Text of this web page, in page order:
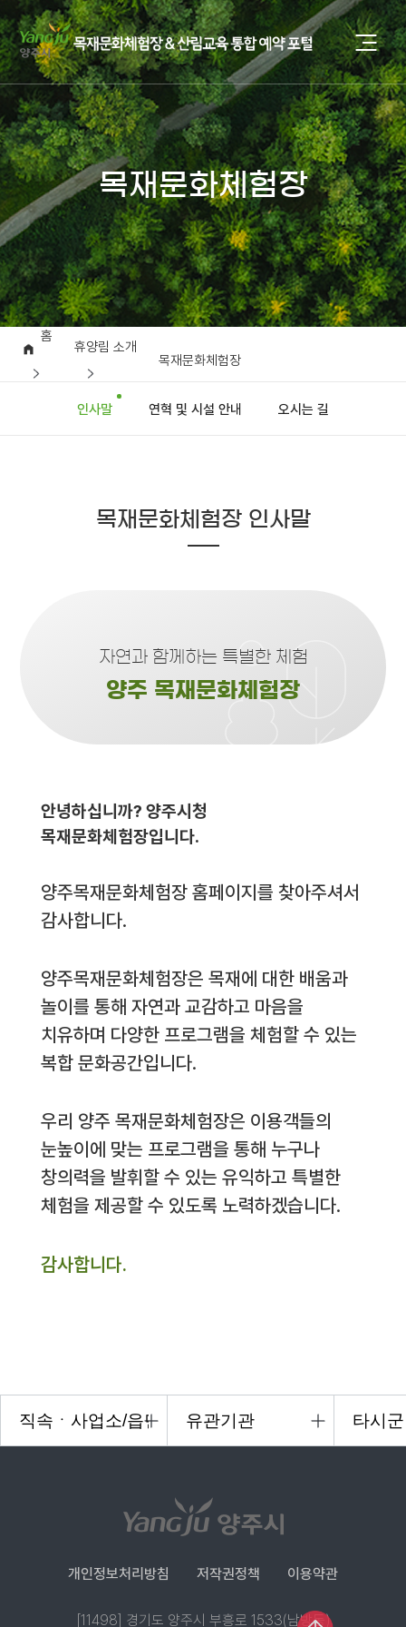
목재문화체험장
홈
휴양림 소개
목재문화체험장
인사말 연혁 및 시설 안내 오시는 길
목재문화체험장 인사말
자연과 함께하는 특별한 체험
양주 목재문화체험장
안녕하십니까? 양주시청
목재문화체험장입니다.
양주목재문화체험장 홈페이지를 찾아주셔서
감사합니다.
양주목재문화체험장은 목재에 대한 배움과
놀이를 통해 자연과 교감하고 마음을
치유하며 다양한 프로그램을 체험할 수 있는
복합 문화공간입니다.
우리 양주 목재문화체험장은 이용객들의
눈높이에 맞는 프로그램을 통해 누구나
창의력을 발휘할 수 있는 유익하고 특별한
체험을 제공할 수 있도록 노력하겠습니다.
감사합니다.
개인정보처리방침 저작권정책 이용약관
[11498] 경기도 양주시 부흥로 1533(남방동)